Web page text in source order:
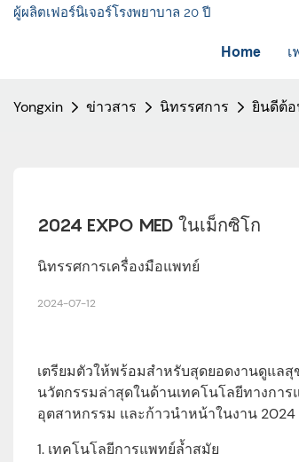
ผู้ผลิตเฟอร์นิเจอร์โรงพยาบาล 20 ปี
Home เ
Yongxin ข่าวสาร นิทรรศการ ยินดีต้อ
2024 EXPO MED ในเม็กซิโก
นิทรรศการเครื่องมือแพทย์
2024-07-12
เตรียมตัวให้พร้อมสำหรับสุดยอดงานดูแลสุ
นวัตกรรมล่าสุดในด้านเทคโนโลยีทางกา
อุตสาหกรรม และก้าวนำหน้าในงาน 2024
1. เทคโนโลยีการแพทย์ล้ำสมัย